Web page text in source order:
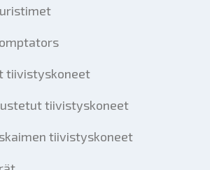
tiivistyskoneet
tiivistyskoneet
tiivistyskoneet